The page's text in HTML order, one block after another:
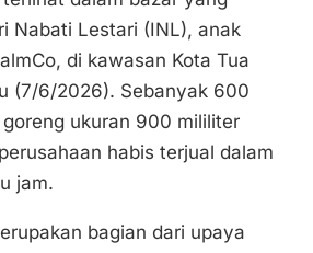
A
p
p
Nabati Lestari (INL), anak
di kawasan Kota Tua
(7/6/2026). Sebanyak 600
ukuran 900 mililiter
habis terjual dalam
jam.
bagian dari upaya